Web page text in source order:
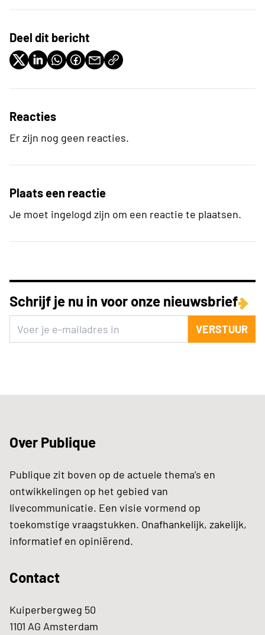
Deel dit bericht
Reacties
Er zijn nog geen reacties.
Plaats een reactie
Je moet ingelogd zijn om een reactie te plaatsen.
Schrijf je nu in voor onze nieuwsbrief
VERSTUUR
Over Publique
Publique zit boven op de actuele thema’s en
ontwikkelingen op het gebied van
livecommunicatie. Een visie vormend op
toekomstige vraagstukken. Onafhankelijk, zakelijk,
informatief en opiniërend.
Contact
Kuiperbergweg 50
1101 AG Amsterdam